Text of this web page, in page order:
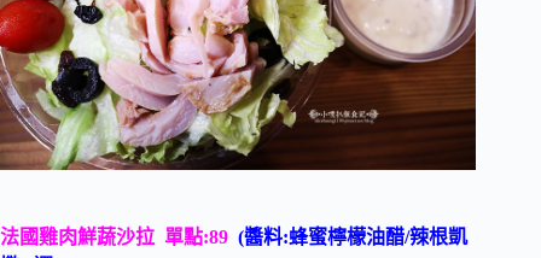
法國雞肉鮮蔬沙拉 單點:89 (醬料:蜂蜜檸檬油醋/辣根凱